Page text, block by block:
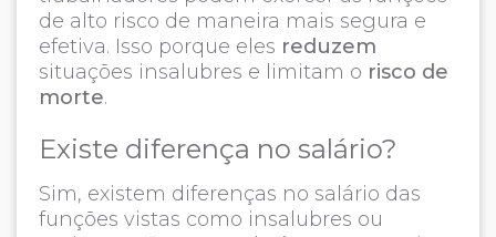
de alto risco de maneira mais segura e
efetiva. Isso porque eles reduzem
situações insalubres e limitam o risco de
morte.
Existe diferença no salário?
Sim, existem diferenças no salário das
funções vistas como insalubres ou